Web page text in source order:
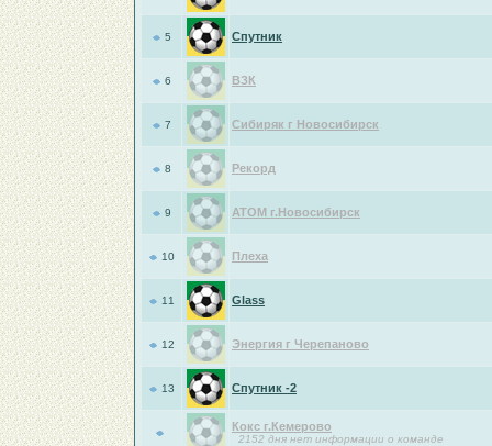
5 Спутник
6 ВЗК
7 Сибиряк г Новосибирск
8 Рекорд
9 АТОМ г.Новосибирск
10 Плеха
11 Glass
12 Энергия г Черепаново
13 Спутник -2
Кокс г.Кемерово
2152 дня нет информации о команде